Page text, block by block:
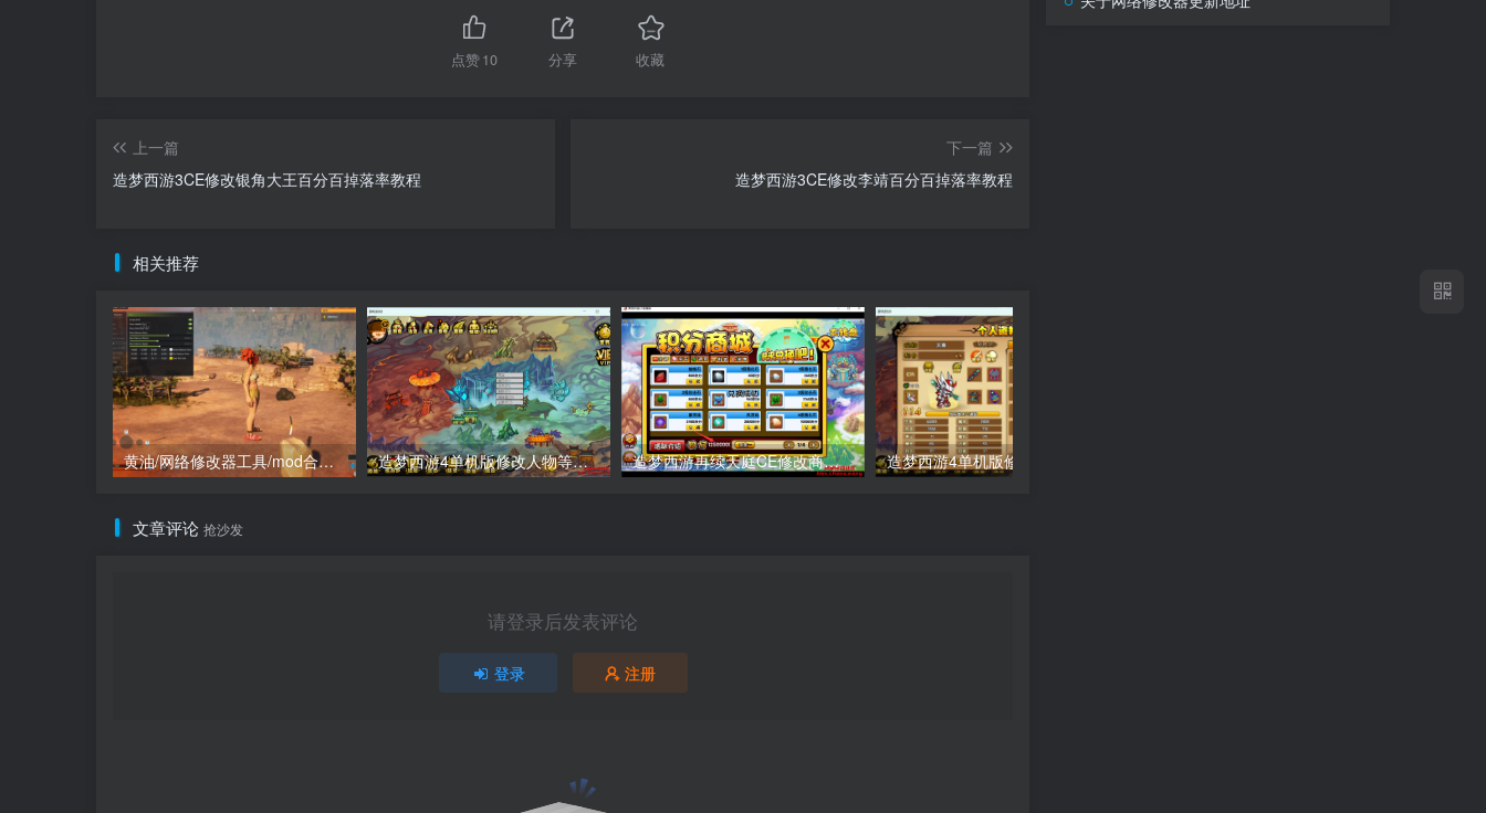
点赞10 分享 收藏
上一篇
造梦西游3CE修改银角大王百分百掉落率教程
下一篇
造梦西游3CE修改李靖百分百掉落率教程
相关推荐
黄油/网络修改器工具/mod合集（点进来查看） 造梦西游4单机版修改人物等级教程 造梦西游再续天庭CE修改商城积分教程
文章评论 抢沙发
请登录后发表评论
登录 注册